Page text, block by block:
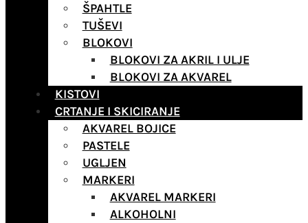
ŠPAHTLE
TUŠEVI
BLOKOVI
BLOKOVI ZA AKRIL I ULJE
BLOKOVI ZA AKVAREL
KISTOVI
CRTANJE I SKICIRANJE
AKVAREL BOJICE
PASTELE
UGLJEN
MARKERI
AKVAREL MARKERI
ALKOHOLNI